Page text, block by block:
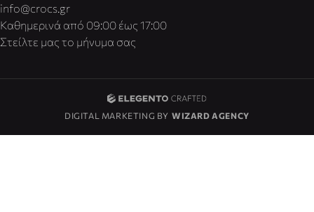
info@crocs.gr
Καθημερινά από 09:00 έως 17:00
Στείλτε μας το μήνυμα σας
DIGITAL MARKETING BY WIZARD AGENCY